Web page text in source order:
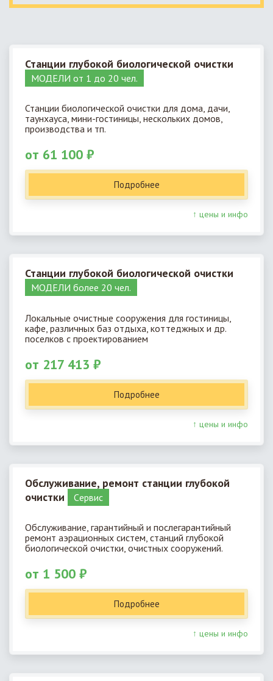
Станции глубокой биологической очистки
МОДЕЛИ от 1 до 20 чел.
Станции биологической очистки для дома, дачи,
таунхауса, мини-гостиницы, нескольких домов,
производства и тп.
от 61 100 ₽
Подробнее
↑ цены и инфо
Станции глубокой биологической очистки
МОДЕЛИ более 20 чел.
Локальные очистные сооружения для гостиницы,
кафе, различных баз отдыха, коттеджных и др.
поселков с проектированием
от 217 413 ₽
Подробнее
↑ цены и инфо
Обслуживание, ремонт станции глубокой
очистки
Cервис
Обслуживание, гарантийный и послегарантийный
ремонт аэрационных систем, станций глубокой
биологической очистки, очистных сооружений.
от 1 500 ₽
Подробнее
↑ цены и инфо